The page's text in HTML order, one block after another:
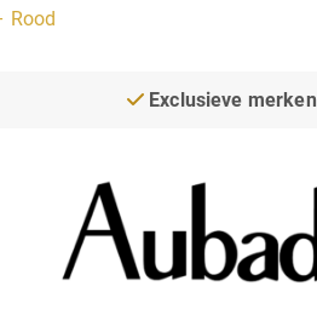
Rood
Exclusieve merken